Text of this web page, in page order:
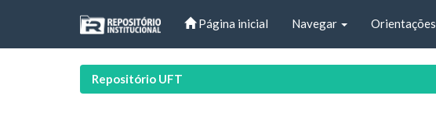
Página inicial Navegar Orientações
Repositório UFT